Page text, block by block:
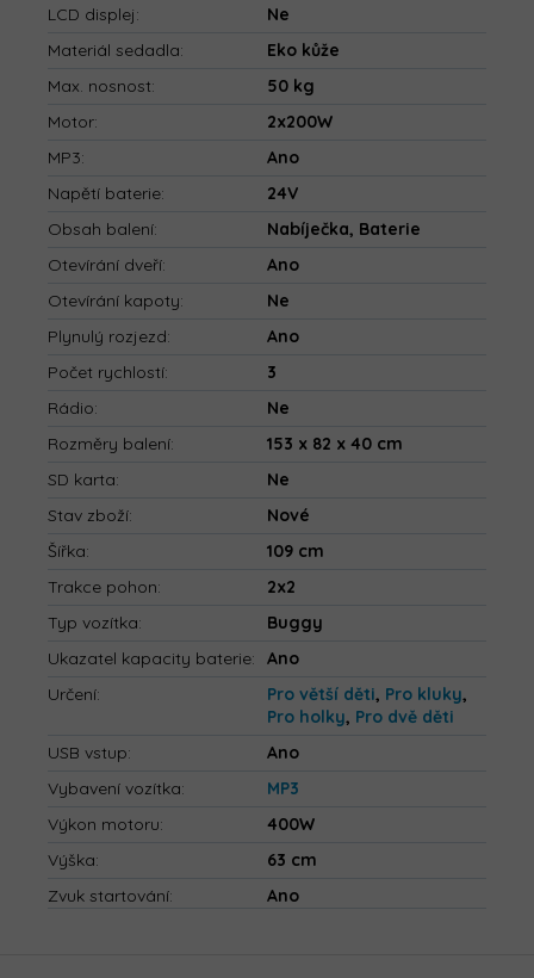
LCD displej:
Ne
Materiál sedadla:
Eko kůže
Max. nosnost:
50 kg
Motor:
2x200W
MP3:
Ano
Napětí baterie:
24V
Obsah balení:
Nabíječka, Baterie
Otevírání dveří:
Ano
Otevírání kapoty:
Ne
Plynulý rozjezd:
Ano
Počet rychlostí:
3
Rádio:
Ne
Rozměry balení:
153 x 82 x 40 cm
SD karta:
Ne
Stav zboží:
Nové
Šířka:
109 cm
Trakce pohon:
2x2
Typ vozítka:
Buggy
Ukazatel kapacity baterie:
Ano
Určení: Pro větší děti, Pro kluky,
Pro holky, Pro dvě děti
USB vstup:
Ano
Vybavení vozítka:
MP3
Výkon motoru:
400W
Výška:
63 cm
Zvuk startování: Ano